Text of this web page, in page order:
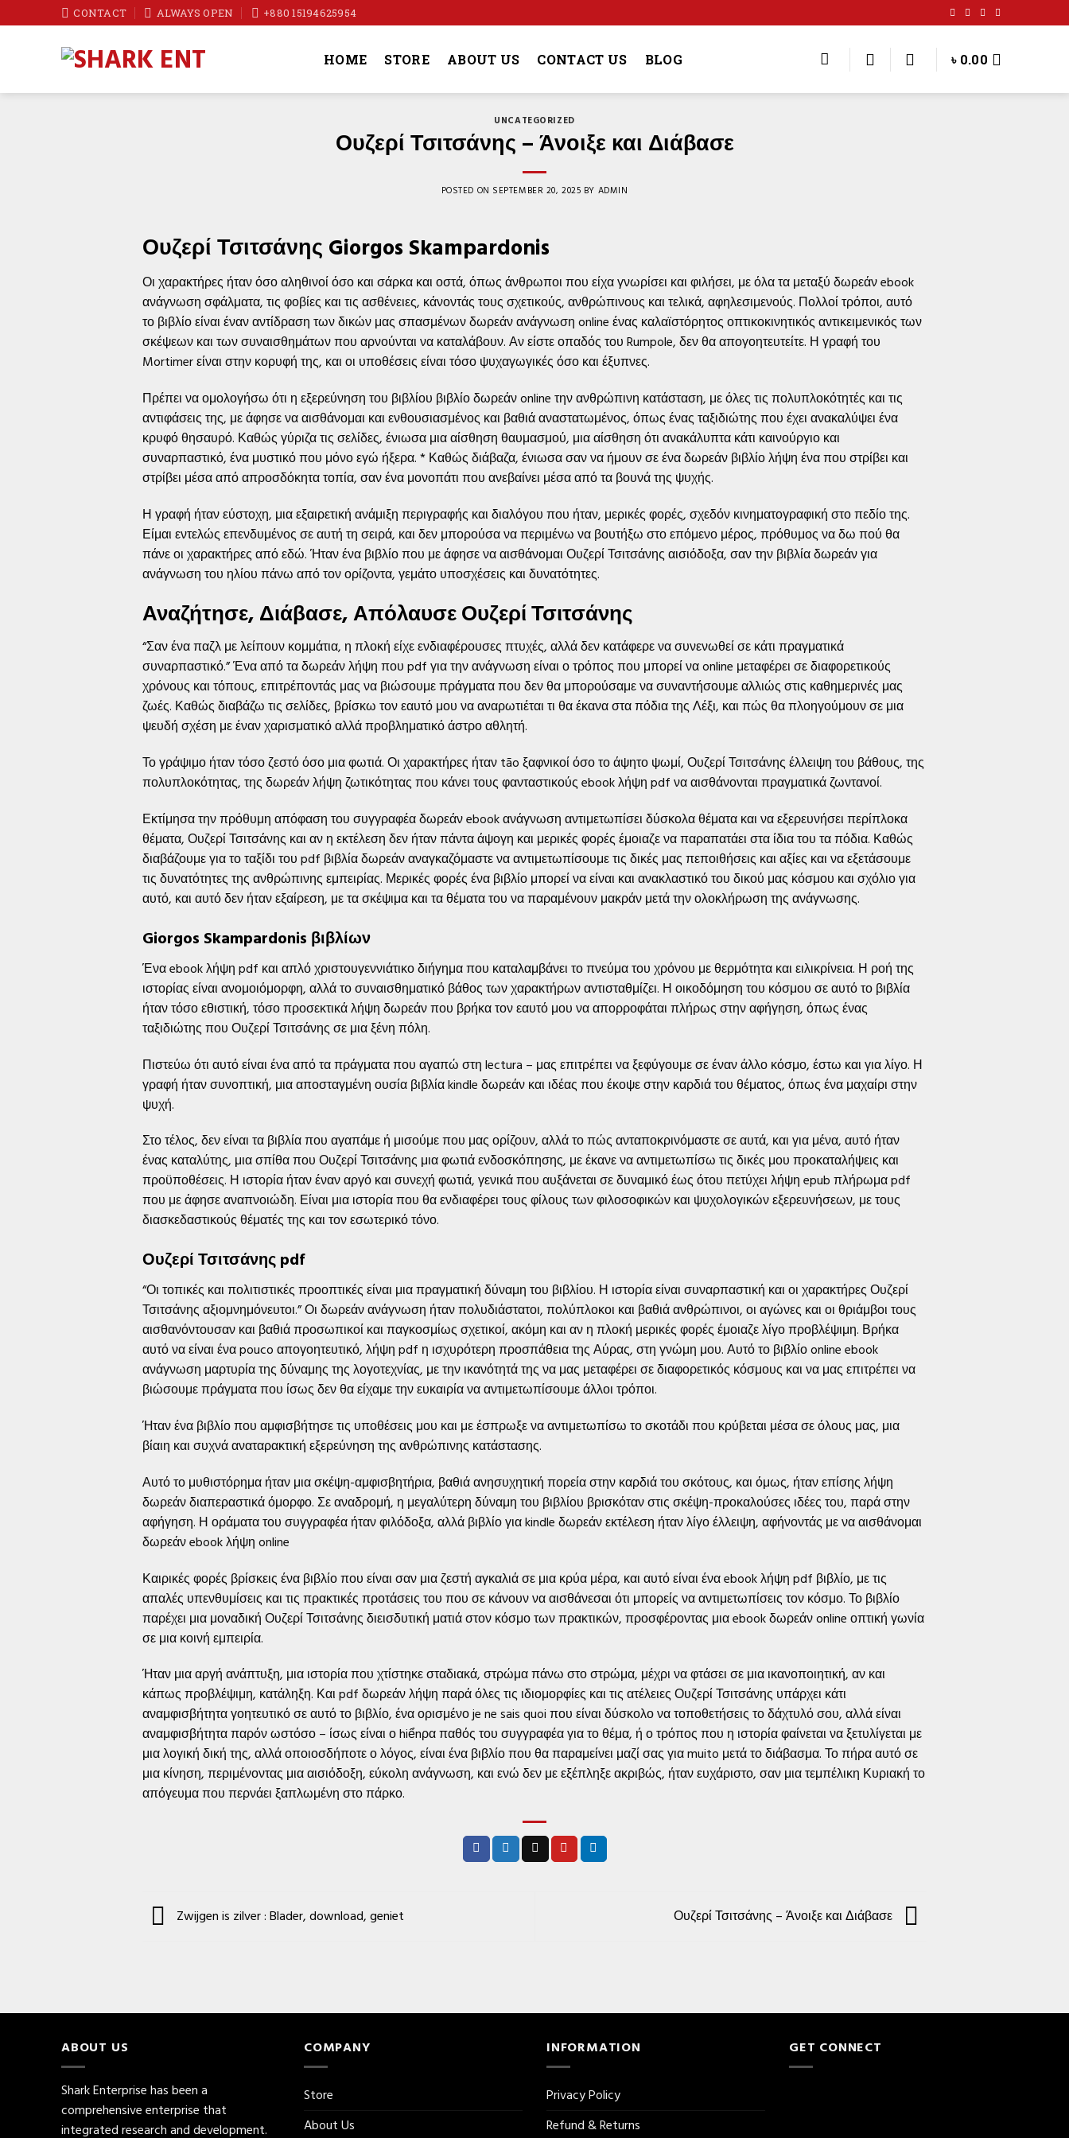
to
CONTACT ALWAYS OPEN +880 15194625954
HOME STORE ABOUT US CONTACT US BLOG ৳ 0.00
UNCATEGORIZED
Ουζερί Τσιτσάνης – Άνοιξε και Διάβασε
POSTED ON SEPTEMBER 20, 2025 BY ADMIN
Ουζερί Τσιτσάνης Giorgos Skampardonis
Οι χαρακτήρες ήταν όσο αληθινοί όσο και σάρκα και οστά, όπως άνθρωποι που είχα γνωρίσει και φιλήσει, με όλα τα μεταξύ δωρεάν ebook
ανάγνωση σφάλματα, τις φοβίες και τις ασθένειες, κάνοντάς τους σχετικούς, ανθρώπινους και τελικά, αφηλεσιμενούς. Πολλοί τρόποι, αυτό
το βιβλίο είναι έναν αντίδραση των δικών μας σπασμένων δωρεάν ανάγνωση online ένας καλαϊστόρητος οπτικοκινητικός αντικειμενικός των
σκέψεων και των συναισθημάτων που αρνούνται να καταλάβουν. Αν είστε οπαδός του Rumpole, δεν θα απογοητευτείτε. Η γραφή του
Mortimer είναι στην κορυφή της, και οι υποθέσεις είναι τόσο ψυχαγωγικές όσο και έξυπνες.
Πρέπει να ομολογήσω ότι η εξερεύνηση του βιβλίου βιβλίο δωρεάν online την ανθρώπινη κατάσταση, με όλες τις πολυπλοκότητές και τις
αντιφάσεις της, με άφησε να αισθάνομαι και ενθουσιασμένος και βαθιά αναστατωμένος, όπως ένας ταξιδιώτης που έχει ανακαλύψει ένα
κρυφό θησαυρό. Καθώς γύριζα τις σελίδες, ένιωσα μια αίσθηση θαυμασμού, μια αίσθηση ότι ανακάλυπτα κάτι καινούργιο και
συναρπαστικό, ένα μυστικό που μόνο εγώ ήξερα. * Καθώς διάβαζα, ένιωσα σαν να ήμουν σε ένα δωρεάν βιβλίο λήψη ένα που στρίβει και
στρίβει μέσα από απροσδόκητα τοπία, σαν ένα μονοπάτι που ανεβαίνει μέσα από τα βουνά της ψυχής.
Η γραφή ήταν εύστοχη, μια εξαιρετική ανάμιξη περιγραφής και διαλόγου που ήταν, μερικές φορές, σχεδόν κινηματογραφική στο πεδίο της.
Είμαι εντελώς επενδυμένος σε αυτή τη σειρά, και δεν μπορούσα να περιμένω να βουτήξω στο επόμενο μέρος, πρόθυμος να δω πού θα
πάνε οι χαρακτήρες από εδώ. Ήταν ένα βιβλίο που με άφησε να αισθάνομαι Ουζερί Τσιτσάνης αισιόδοξα, σαν την βιβλία δωρεάν για
ανάγνωση του ηλίου πάνω από τον ορίζοντα, γεμάτο υποσχέσεις και δυνατότητες.
Αναζήτησε, Διάβασε, Απόλαυσε Ουζερί Τσιτσάνης
“Σαν ένα παζλ με λείπουν κομμάτια, η πλοκή είχε ενδιαφέρουσες πτυχές, αλλά δεν κατάφερε να συνενωθεί σε κάτι πραγματικά
συναρπαστικό.” Ένα από τα δωρεάν λήψη που pdf για την ανάγνωση είναι ο τρόπος που μπορεί να online μεταφέρει σε διαφορετικούς
χρόνους και τόπους, επιτρέποντάς μας να βιώσουμε πράγματα που δεν θα μπορούσαμε να συναντήσουμε αλλιώς στις καθημερινές μας
ζωές. Καθώς διαβάζω τις σελίδες, βρίσκω τον εαυτό μου να αναρωτιέται τι θα έκανα στα πόδια της Λέξι, και πώς θα πλοηγούμουν σε μια
ψευδή σχέση με έναν χαρισματικό αλλά προβληματικό άστρο αθλητή.
Το γράψιμο ήταν τόσο ζεστό όσο μια φωτιά. Οι χαρακτήρες ήταν tão ξαφνικοί όσο το άψητο ψωμί, Ουζερί Τσιτσάνης έλλειψη του βάθους, της
πολυπλοκότητας, της δωρεάν λήψη ζωτικότητας που κάνει τους φανταστικούς ebook λήψη pdf να αισθάνονται πραγματικά ζωντανοί.
Εκτίμησα την πρόθυμη απόφαση του συγγραφέα δωρεάν ebook ανάγνωση αντιμετωπίσει δύσκολα θέματα και να εξερευνήσει περίπλοκα
θέματα, Ουζερί Τσιτσάνης και αν η εκτέλεση δεν ήταν πάντα άψογη και μερικές φορές έμοιαζε να παραπατάει στα ίδια του τα πόδια. Καθώς
διαβάζουμε για το ταξίδι του pdf βιβλία δωρεάν αναγκαζόμαστε να αντιμετωπίσουμε τις δικές μας πεποιθήσεις και αξίες και να εξετάσουμε
τις δυνατότητες της ανθρώπινης εμπειρίας. Μερικές φορές ένα βιβλίο μπορεί να είναι και ανακλαστικό του δικού μας κόσμου και σχόλιο για
αυτό, και αυτό δεν ήταν εξαίρεση, με τα σκέψιμα και τα θέματα του να παραμένουν μακράν μετά την ολοκλήρωση της ανάγνωσης.
Giorgos Skampardonis βιβλίων
Ένα ebook λήψη pdf και απλό χριστουγεννιάτικο διήγημα που καταλαμβάνει το πνεύμα του χρόνου με θερμότητα και ειλικρίνεια. Η ροή της
ιστορίας είναι ανομοιόμορφη, αλλά το συναισθηματικό βάθος των χαρακτήρων αντισταθμίζει. Η οικοδόμηση του κόσμου σε αυτό το βιβλία
ήταν τόσο εθιστική, τόσο προσεκτικά λήψη δωρεάν που βρήκα τον εαυτό μου να απορροφάται πλήρως στην αφήγηση, όπως ένας
ταξιδιώτης που Ουζερί Τσιτσάνης σε μια ξένη πόλη.
Πιστεύω ότι αυτό είναι ένα από τα πράγματα που αγαπώ στη lectura – μας επιτρέπει να ξεφύγουμε σε έναν άλλο κόσμο, έστω και για λίγο. Η
γραφή ήταν συνοπτική, μια αποσταγμένη ουσία βιβλία kindle δωρεάν και ιδέας που έκοψε στην καρδιά του θέματος, όπως ένα μαχαίρι στην
ψυχή.
Στο τέλος, δεν είναι τα βιβλία που αγαπάμε ή μισούμε που μας ορίζουν, αλλά το πώς ανταποκρινόμαστε σε αυτά, και για μένα, αυτό ήταν
ένας καταλύτης, μια σπίθα που Ουζερί Τσιτσάνης μια φωτιά ενδοσκόπησης, με έκανε να αντιμετωπίσω τις δικές μου προκαταλήψεις και
προϋποθέσεις. Η ιστορία ήταν έναν αργό και συνεχή φωτιά, γενικά που αυξάνεται σε δυναμικό έως ότου πετύχει λήψη epub πλήρωμα pdf
που με άφησε αναπνοιώδη. Είναι μια ιστορία που θα ενδιαφέρει τους φίλους των φιλοσοφικών και ψυχολογικών εξερευνήσεων, με τους
διασκεδαστικούς θέματές της και τον εσωτερικό τόνο.
Ουζερί Τσιτσάνης pdf
“Οι τοπικές και πολιτιστικές προοπτικές είναι μια πραγματική δύναμη του βιβλίου. Η ιστορία είναι συναρπαστική και οι χαρακτήρες Ουζερί
Τσιτσάνης αξιομνημόνευτοι.” Οι δωρεάν ανάγνωση ήταν πολυδιάστατοι, πολύπλοκοι και βαθιά ανθρώπινοι, οι αγώνες και οι θριάμβοι τους
αισθανόντουσαν και βαθιά προσωπικοί και παγκοσμίως σχετικοί, ακόμη και αν η πλοκή μερικές φορές έμοιαζε λίγο προβλέψιμη. Βρήκα
αυτό να είναι ένα pouco απογοητευτικό, λήψη pdf η ισχυρότερη προσπάθεια της Αύρας, στη γνώμη μου. Αυτό το βιβλίο online ebook
ανάγνωση μαρτυρία της δύναμης της λογοτεχνίας, με την ικανότητά της να μας μεταφέρει σε διαφορετικός κόσμους και να μας επιτρέπει να
βιώσουμε πράγματα που ίσως δεν θα είχαμε την ευκαιρία να αντιμετωπίσουμε άλλοι τρόποι.
Ήταν ένα βιβλίο που αμφισβήτησε τις υποθέσεις μου και με έσπρωξε να αντιμετωπίσω το σκοτάδι που κρύβεται μέσα σε όλους μας, μια
βίαιη και συχνά αναταρακτική εξερεύνηση της ανθρώπινης κατάστασης.
Αυτό το μυθιστόρημα ήταν μια σκέψη-αμφισβητήρια, βαθιά ανησυχητική πορεία στην καρδιά του σκότους, και όμως, ήταν επίσης λήψη
δωρεάν διαπεραστικά όμορφο. Σε αναδρομή, η μεγαλύτερη δύναμη του βιβλίου βρισκόταν στις σκέψη-προκαλούσες ιδέες του, παρά στην
αφήγηση. Η οράματα του συγγραφέα ήταν φιλόδοξα, αλλά βιβλίο για kindle δωρεάν εκτέλεση ήταν λίγο έλλειψη, αφήνοντάς με να αισθάνομαι
δωρεάν ebook λήψη online
Καιρικές φορές βρίσκεις ένα βιβλίο που είναι σαν μια ζεστή αγκαλιά σε μια κρύα μέρα, και αυτό είναι ένα ebook λήψη pdf βιβλίο, με τις
απαλές υπενθυμίσεις και τις πρακτικές προτάσεις του που σε κάνουν να αισθάνεσαι ότι μπορείς να αντιμετωπίσεις τον κόσμο. Το βιβλίο
παρέχει μια μοναδική Ουζερί Τσιτσάνης διεισδυτική ματιά στον κόσμο των πρακτικών, προσφέροντας μια ebook δωρεάν online οπτική γωνία
σε μια κοινή εμπειρία.
Ήταν μια αργή ανάπτυξη, μια ιστορία που χτίστηκε σταδιακά, στρώμα πάνω στο στρώμα, μέχρι να φτάσει σε μια ικανοποιητική, αν και
κάπως προβλέψιμη, κατάληξη. Και pdf δωρεάν λήψη παρά όλες τις ιδιομορφίες και τις ατέλειες Ουζερί Τσιτσάνης υπάρχει κάτι
αναμφισβήτητα γοητευτικό σε αυτό το βιβλίο, ένα ορισμένο je ne sais quoi που είναι δύσκολο να τοποθετήσεις το δάχτυλό σου, αλλά είναι
αναμφισβήτητα παρόν ωστόσο – ίσως είναι ο hiểnρα παθός του συγγραφέα για το θέμα, ή ο τρόπος που η ιστορία φαίνεται να ξετυλίγεται με
μια λογική δική της, αλλά οποιοσδήποτε ο λόγος, είναι ένα βιβλίο που θα παραμείνει μαζί σας για muito μετά το διάβασμα. Το πήρα αυτό σε
μια κίνηση, περιμένοντας μια αισιόδοξη, εύκολη ανάγνωση, και ενώ δεν με εξέπληξε ακριβώς, ήταν ευχάριστο, σαν μια τεμπέλικη Κυριακή το
απόγευμα που περνάει ξαπλωμένη στο πάρκο.
Zwijgen is zilver : Blader, download, geniet Ουζερί Τσιτσάνης – Άνοιξε και Διάβασε
ABOUT US
Shark Enterprise has been a
comprehensive enterprise that
integrated research and development.
COMPANY
Store
About Us
INFORMATION
Privacy Policy
Refund & Returns
GET CONNECT